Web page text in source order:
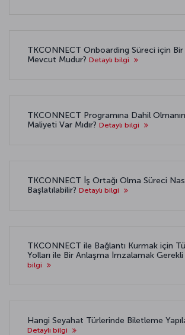
TKCONNECT Onboarding Süreci için Bir
Mevcut Mudur? Detaylı bilgi
TKCONNECT Programına Dahil
Maliyeti Var Mıdır? Detaylı bilgi
TKCONNECT İş Ortağı Olma Süreci
Başlatılabilir? Detaylı bilgi
TKCONNECT ile Bağlantı Kurmak için
Yolları ile Bir Anlaşma İmzalamak Gerekli
bilgi
Hangi Seyahat Türlerinde Biletleme
Detaylı bilgi